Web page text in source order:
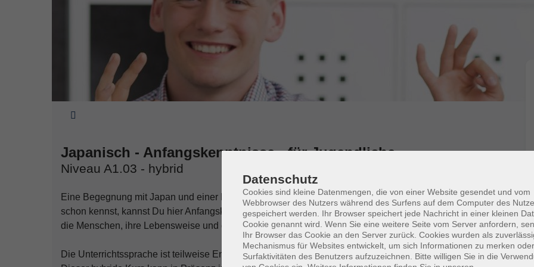
Japanisch - Anfangskenntnisse - für Jugendliche
Niveau A1.03 - hybrid
Eine Begegnung mit Japan und einer Muttersprachlerin. Wenn Du erste japanische Schriftzeichen
schon kennst, kannst Du hier Anfangskenntnisse erweitern. Außerdem lernst Du Faszinierendes über
die Menschen, ihre Lebensweise und die japanische Kultur wie Manga und Anime.
Die Unterrichtssprache ist teilweise Englisch.
Datenschutz
Cookies sind kleine Datenmengen, die von einer Website gesendet und vom
Webbrowser des Nutzers während des Surfens auf dem Computer des
gespeichert werden. Ihr Browser speichert jede Nachricht in einer kleinen
Cookie genannt wird. Wenn Sie eine weitere Seite vom Server anfordern,
Ihr Browser das Cookie an den Server zurück. Cookies wurden als
Mechanismus für Websites entwickelt, um sich Informationen zu merken
Surfaktivitäten des Benutzers aufzuzeichnen. Bitte willigen Sie in die